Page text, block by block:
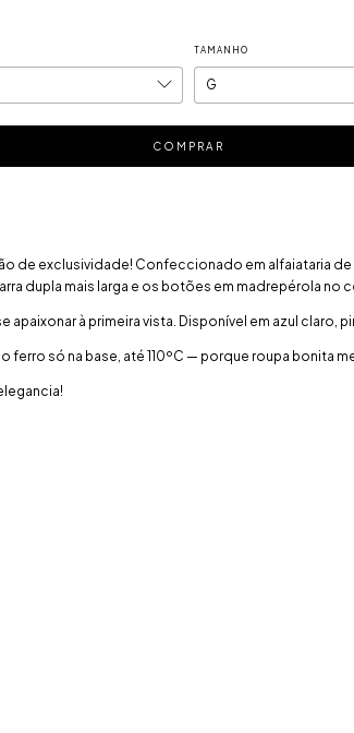
TAMANHO
de exclusividade! Confeccionado em alfaiataria
dupla mais larga e os botões em madrepérola no
à primeira vista. Disponível em azul claro,
só na base, até 110ºC — porque roupa bonita